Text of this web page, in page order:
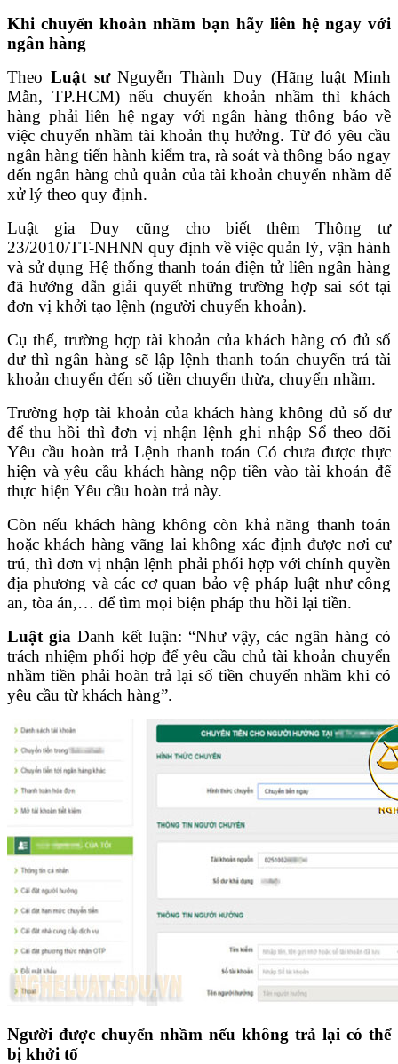
Khi chuyển khoản nhầm bạn hãy liên hệ ngay với
ngân hàng
Theo Luật sưNguyễn Thành Duy (Hãng luật Minh
Mẫn, TP.HCM) nếu chuyển khoản nhầm thì khách
hàng phải liên hệ ngay với ngân hàng thông báo về
việc chuyển nhầm tài khoản thụ hưởng. Từ đó yêu cầu
ngân hàng tiến hành kiểm tra, rà soát và thông báo ngay
đến ngân hàng chủ quản của tài khoản chuyển nhầm để
xử lý theo quy định.
Luật gia Duy cũng cho biết thêm Thông tư
23/2010/TT-NHNN quy định về việc quản lý, vận hành
và sử dụng Hệ thống thanh toán điện tử liên ngân hàng
đã hướng dẫn giải quyết những trường hợp sai sót tại
đơn vị khởi tạo lệnh (người chuyển khoản).
Cụ thể, trường hợp tài khoản của khách hàng có đủ số
dư thì ngân hàng sẽ lập lệnh thanh toán chuyển trả tài
khoản chuyển đến số tiền chuyển thừa, chuyển nhầm.
Trường hợp tài khoản của khách hàng không đủ số dư
để thu hồi thì đơn vị nhận lệnh ghi nhập Sổ theo dõi
Yêu cầu hoàn trả Lệnh thanh toán Có chưa được thực
hiện và yêu cầu khách hàng nộp tiền vào tài khoản để
thực hiện Yêu cầu hoàn trả này.
Còn nếu khách hàng không còn khả năng thanh toán
hoặc khách hàng vãng lai không xác định được nơi cư
trú, thì đơn vị nhận lệnh phải phối hợp với chính quyền
địa phương và các cơ quan bảo vệ pháp luật như công
an, tòa án,… để tìm mọi biện pháp thu hồi lại tiền.
Luật gia Danh kết luận: “Như vậy, các ngân hàng có
trách nhiệm phối hợp để yêu cầu chủ tài khoản chuyển
nhầm tiền phải hoàn trả lại số tiền chuyển nhầm khi có
yêu cầu từ khách hàng”.
Người được chuyển nhầm nếu không trả lại có thể
bị khởi tố